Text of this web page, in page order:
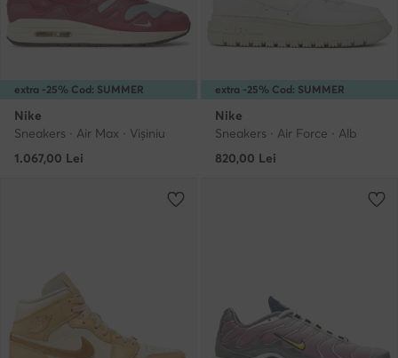
extra -25% Cod: SUMMER
Nike
Sneakers · Air Max · Vișiniu
1.067,00 Lei
extra -25% Cod: SUMMER
Nike
Sneakers · Air Force · Alb
820,00 Lei